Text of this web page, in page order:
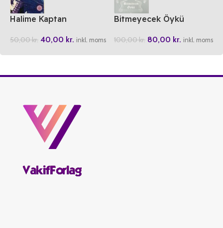
Halime Kaptan
50,00kr. 40,00 kr. inkl. moms
Bitmeyecek Öykü
100,00kr. 80,00 kr. inkl. moms